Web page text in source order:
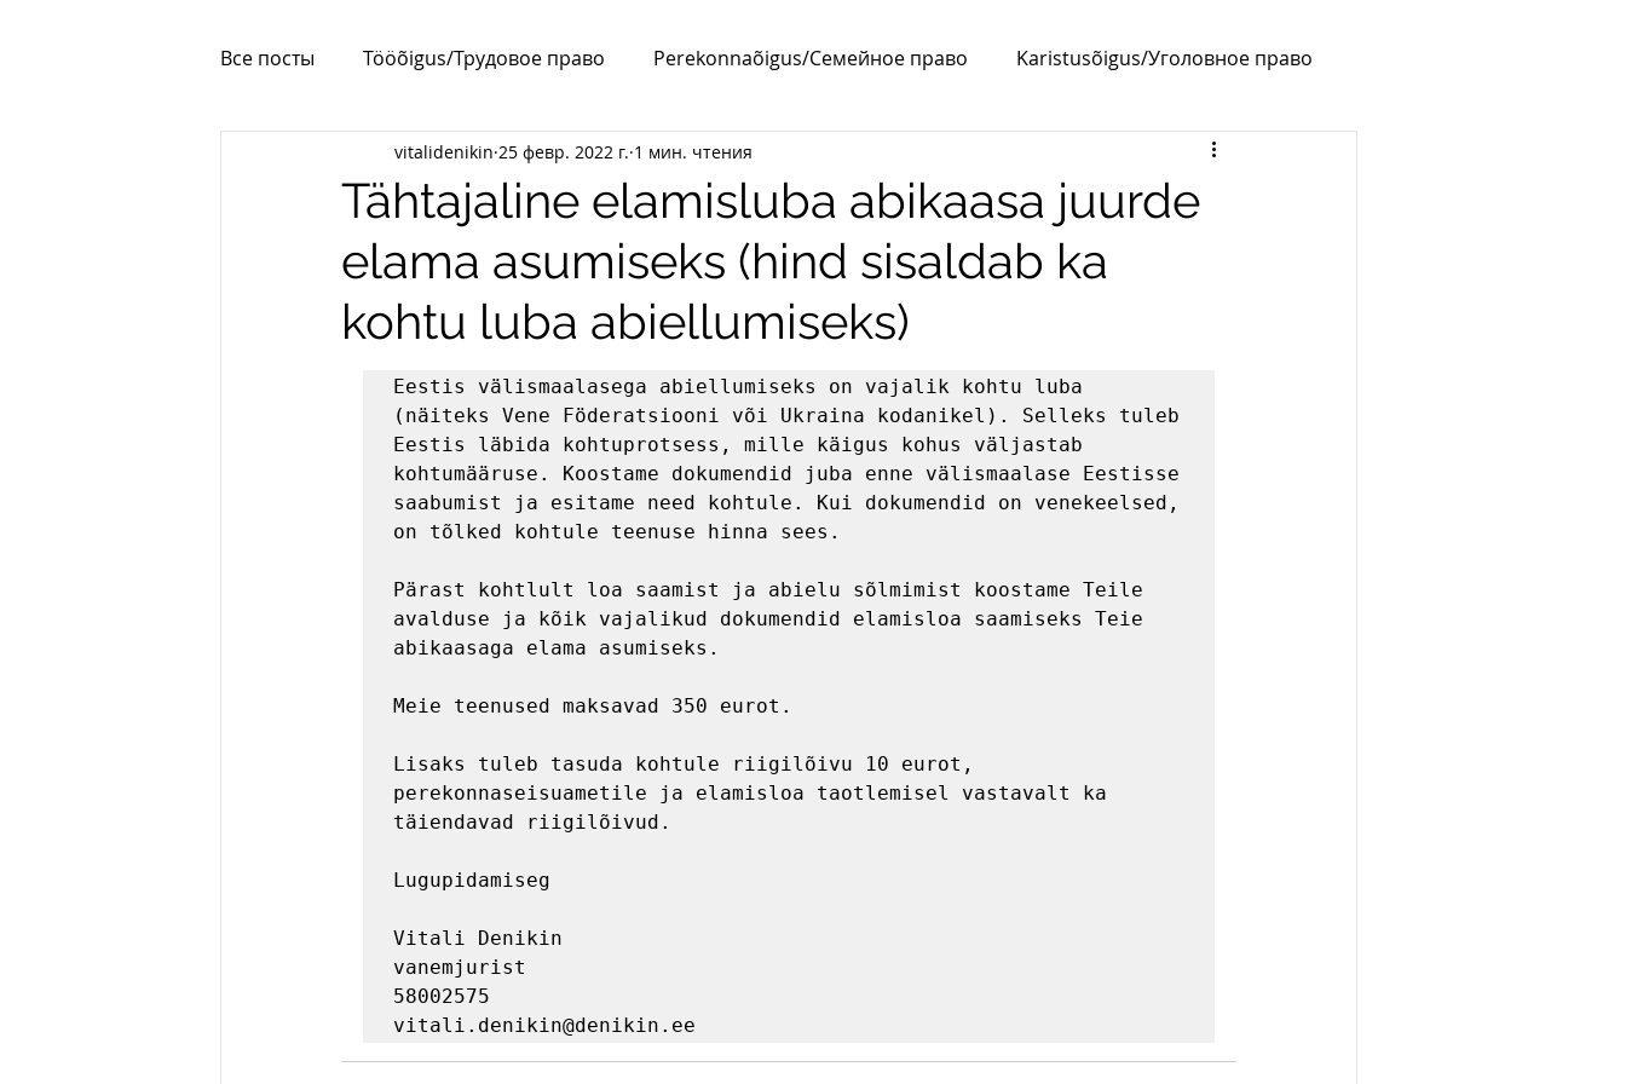
Все посты Tööõigus/Трудовое право Perekonnaõigus/Семейное право Karistusõigus/Уголовное право
Korteriühistud Elamiluba/ВНЖ Abielu/Брак
Tähtajaline elamisluba abikaasa juurde
elama asumiseks (hind sisaldab ka
kohtu luba abiellumiseks)
vitalidenikin 25 февр. 2022 г. 1 мин. чтения
Eestis välismaalasega abiellumiseks on vajalik kohtu luba
(näiteks Vene Föderatsiooni või Ukraina kodanikel). Selleks tuleb
Eestis läbida kohtuprotsess, mille käigus kohus väljastab
kohtumääruse. Koostame dokumendid juba enne välismaalase Eestisse
saabumist ja esitame need kohtule. Kui dokumendid on venekeelsed,
on tõlked kohtule teenuse hinna sees.
Pärast kohtlult loa saamist ja abielu sõlmimist koostame Teile
avalduse ja kõik vajalikud dokumendid elamisloa saamiseks Teie
abikaasaga elama asumiseks.
Meie teenused maksavad 350 eurot.
Lisaks tuleb tasuda kohtule riigilõivu 10 eurot,
perekonnaseisuametile ja elamisloa taotlemisel vastavalt ka
täiendavad riigilõivud.
Lugupidamiseg
Vitali Denikin
vanemjurist
58002575